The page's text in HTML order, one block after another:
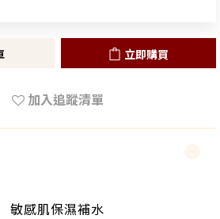
立即購買
加入追蹤清單
敏感肌保濕補水